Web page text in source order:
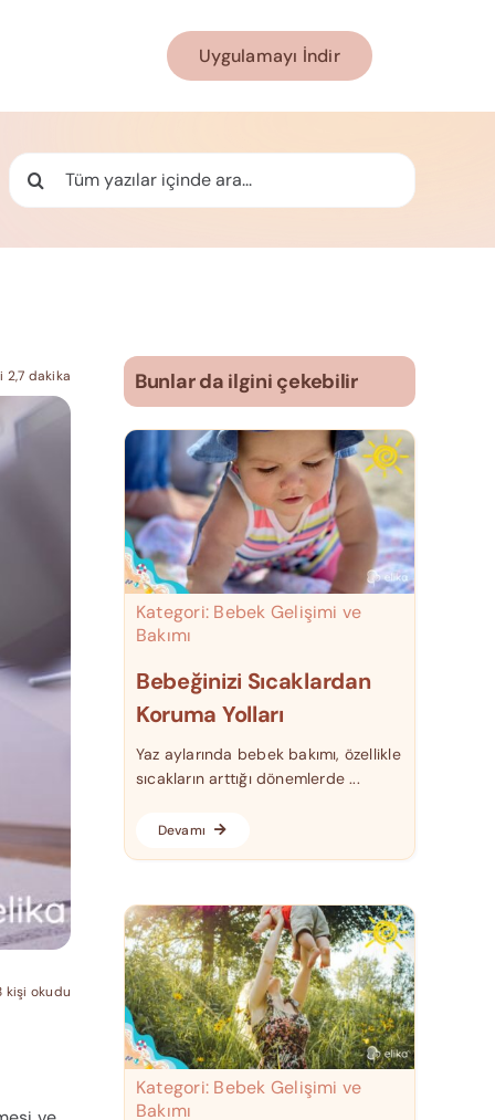
Uygulamayı İndir
Ara:
2,7 dakika
kişi okudu
Bunlar da ilgini çekebilir
Kategori: Bebek Gelişimi ve
Bakımı
Bebeğinizi Sıcaklardan
Koruma Yolları
Yaz aylarında bebek bakımı, özellikle
sıcakların arttığı dönemlerde ...
Devamı
Kategori: Bebek Gelişimi ve
Bakımı